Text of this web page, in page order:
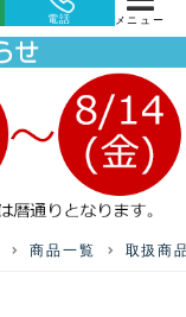
電話 メニュー
商品一覧
取扱商